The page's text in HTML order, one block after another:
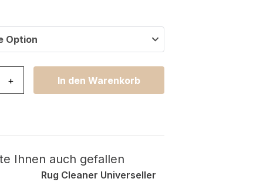
Option
+ In den Warenkorb
Ihnen auch gefallen
Rug Cleaner Universeller